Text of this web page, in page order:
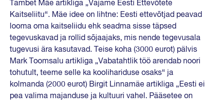
Tambet Mäe artikliga „Vajame Eesti Ettevõtete
Kaitseliitu“. Mäe idee on lihtne: Eesti ettevõtjad peavad
looma oma kaitseliidu ehk seadma sisse täpsed
tegevuskavad ja rollid sõjaajaks, mis nende tegevusala
tugevusi ära kasutavad. Teise koha (3000 eurot) pälvis
Mark Toomsalu artikliga „Vabatahtlik töö arendab noori
tohutult, teeme selle ka koolihariduse osaks“ ja
kolmanda (2000 eurot) Birgit Linnamäe artikliga „Eesti ei
pea valima majanduse ja kultuuri vahel. Pääsetee on